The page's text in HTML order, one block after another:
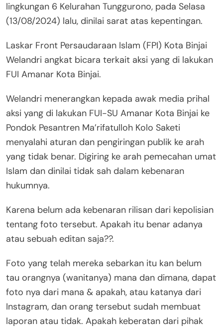
lingkungan 6 Kelurahan Tunggurono, pada Selasa
(13/08/2024) lalu, dinilai sarat atas kepentingan.
Laskar Front Persaudaraan Islam (FPI) Kota Binjai
Welandri angkat bicara terkait aksi yang di lakukan
FUI Amanar Kota Binjai.
Welandri menerangkan kepada awak media prihal
aksi yang di lakukan FUI-SU Amanar Kota Binjai ke
Pondok Pesantren Ma’rifatulloh Kolo Saketi
menyalahi aturan dan pengiringan publik ke arah
yang tidak benar. Digiring ke arah pemecahan umat
Islam dan dinilai tidak sah dalam kebenaran
hukumnya.
Karena belum ada kebenaran rilisan dari kepolisian
tentang foto tersebut. Apakah itu benar adanya
atau sebuah editan saja??.
Foto yang telah mereka sebarkan itu kan belum
tau orangnya (wanitanya) mana dan dimana, dapat
foto nya dari mana & apakah, atau katanya dari
Instagram, dan orang tersebut sudah membuat
laporan atau tidak. Apakah keberatan dari pihak